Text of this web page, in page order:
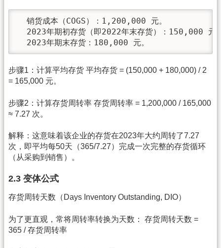
  销货成本（COGS）：1,200,000 元。
2023年期初存货（即2022年末存货）：150,000 元
  2023年期末存货：180,000 元。
步骤1：计算平均存货 平均存货 = (150,000 + 180,000) / 2
= 165,000 元。
步骤2：计算存货周转率 存货周转率 = 1,200,000 / 165,000
≈ 7.27 次。
解释：这意味着该企业的存货在2023年大约周转了7.27
次，即平均每50天（365/7.27）完成一次完整的存货循环
（从采购到销售）。
2.3 变体公式
存货周转天数（Days Inventory Outstanding, DIO）
为了更直观，常将周转率转换为天数： 存货周转天数 =
365 / 存货周转率